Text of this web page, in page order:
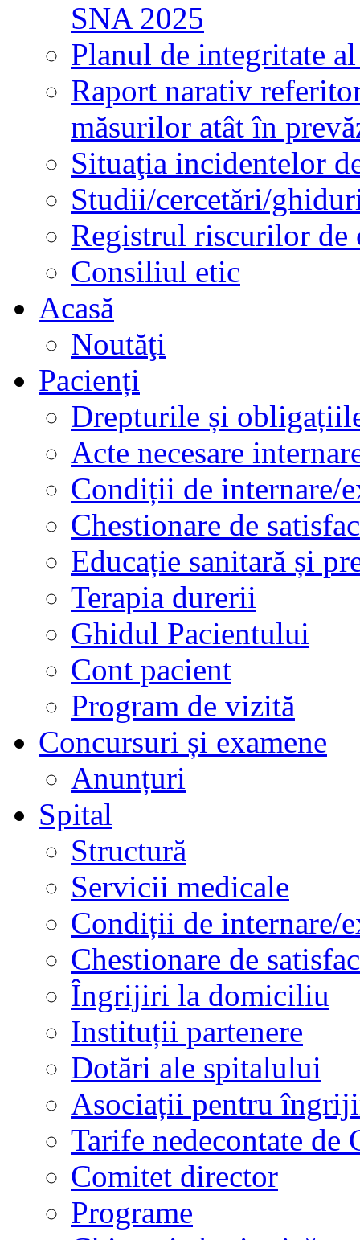
SNA 2025
Planul de integritate
Raport narativ
măsurilor atât în
Situaţia incidentelor
Studii/cercetări/
Registrul riscurilor de
Consiliul etic
Acasă
Noutăţi
Pacienți
Drepturile și
Acte necesare
Condiții de internare/
Chestionare de
Educație sanitară și
Terapia durerii
Ghidul Pacientului
Cont pacient
Program de vizită
Concursuri și examene
Anunțuri
Spital
Structură
Servicii medicale
Condiții de internare/
Chestionare de
Îngrijiri la domiciliu
Instituții partenere
Dotări ale spitalului
Asociații pentru
Tarife nedecontate de
Comitet director
Programe